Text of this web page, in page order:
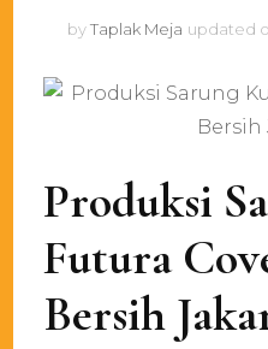
byTaplak Meja updated
Produksi
Futura
Bersih